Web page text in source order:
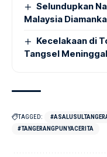
Selundupkan
Malaysia
Kecelakaan di
Tangsel
TAGGED:
#TANGERANGPUNYACERITA